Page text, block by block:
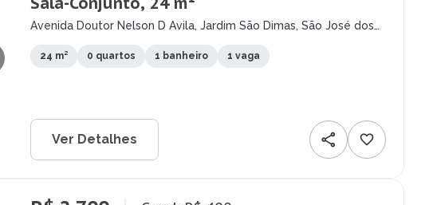
Avenida Doutor Nelson D Avila, Jardim São Dimas, São José dos
24 m² 0 quartos 1 banheiro 1 vaga
Ver Detalhes